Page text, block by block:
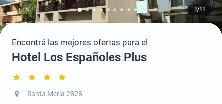
1/11
Encontrá las mejores ofertas para el
Hotel Los Españoles Plus
Santa Maria 2828